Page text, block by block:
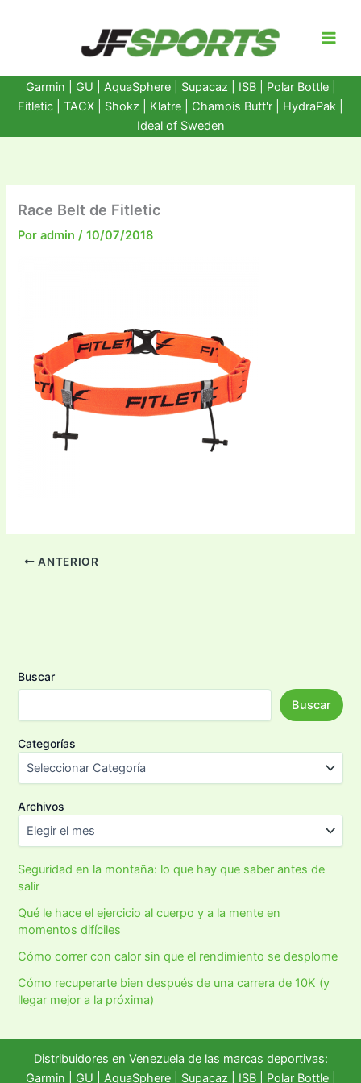
Garmin GU AquaSphere| Supacaz | ISB | Polar Bottle|
Fitletic
TACX Shokz Klatre Chamois Butt'r HydraPak
Ideal of Sweden
Race Belt de Fitletic
Poradmin/10/07/2018
ANTERIOR
Buscar
Buscar
Categorías
Archivos
Seguridad en la montaña: lo que hay que saber antes de
salir
Qué le hace el ejercicio al cuerpo y a la mente en
momentos difíciles
Cómo correr con calor sin que el rendimiento se desplome
Cómo recuperarte bien después de una carrera de 10K (y
llegar mejor a la próxima)
Distribuidores en Venezuela de las marcas deportivas:
Garmin
GU AquaSphere| Supacaz | ISB | Polar Bottle|